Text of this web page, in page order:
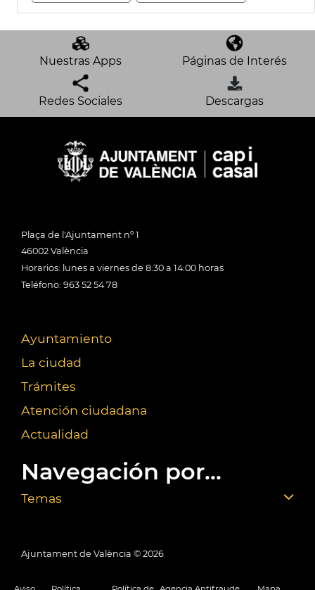
Nuestras Apps Páginas de Interés
Redes Sociales Descargas
Plaça de l'Ajuntament nº 1
46002 València
Horarios: lunes a viernes de 8:30 a 14:00 horas
Teléfono: 963 52 54 78
Ayuntamiento
La ciudad
Trámites
Atención ciudadana
Actualidad
Navegación por...
Temas
Ajuntament de València © 2026